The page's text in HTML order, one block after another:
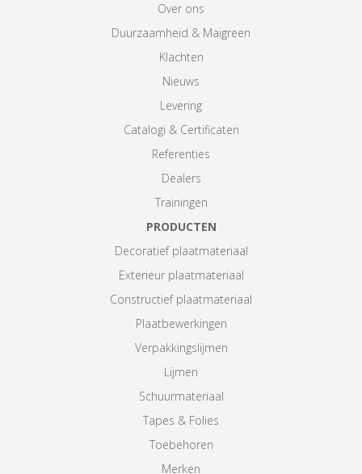
Over ons
Duurzaamheid & Maigreen
Klachten
Nieuws
Levering
Catalogi & Certificaten
Referenties
Dealers
Trainingen
PRODUCTEN
Decoratief plaatmateriaal
Exterieur plaatmateriaal
Constructief plaatmateriaal
Plaatbewerkingen
Verpakkingslijmen
Lijmen
Schuurmateriaal
Tapes & Folies
Toebehoren
Merken